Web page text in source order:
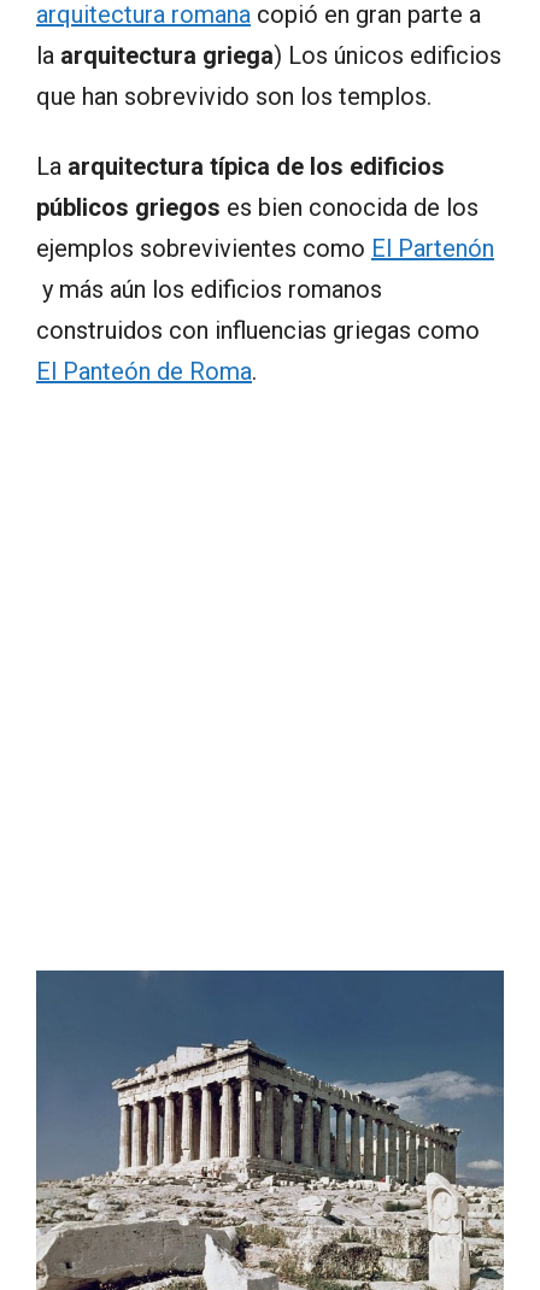
arquitectura romana copió en gran parte a
la arquitectura griega) Los únicos edificios
que han sobrevivido son los templos.
La arquitectura típica de los edificios
públicos griegos es bien conocida de los
ejemplos sobrevivientes como El Partenón
y más aún los edificios romanos
construidos con influencias griegas como
El Panteón de Roma.